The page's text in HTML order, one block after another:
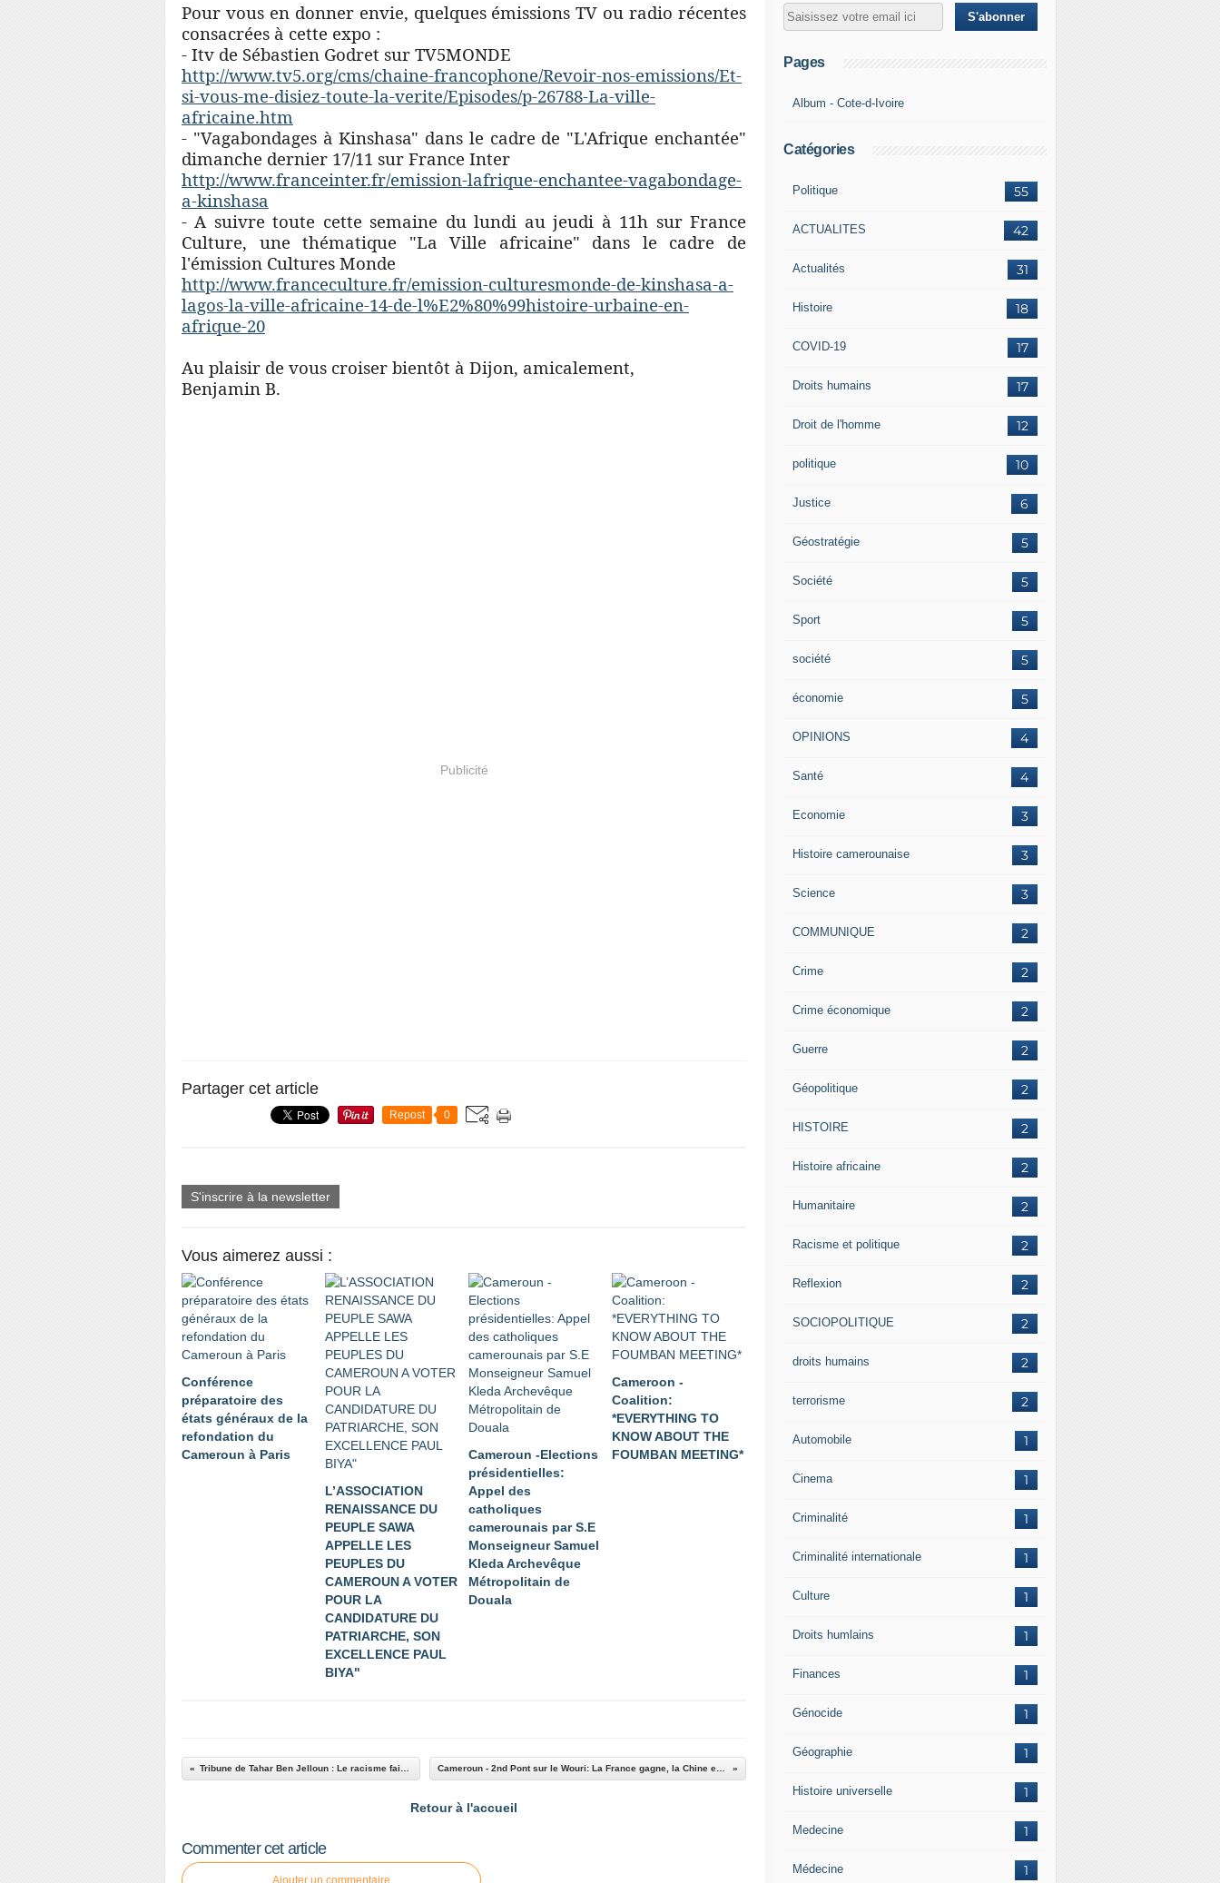
Pour vous en donner envie, quelques émissions TV ou radio récentes
consacrées à cette expo :
- Itv de Sébastien Godret sur TV5MONDE
http://www.tv5.org/cms/chaine-francophone/Revoir-nos-emissions/Et-
si-vous-me-disiez-toute-la-verite/Episodes/p-26788-La-ville-
africaine.htm
- "Vagabondages à Kinshasa" dans le cadre de "L'Afrique enchantée"
dimanche dernier 17/11 sur France Inter
http://www.franceinter.fr/emission-lafrique-enchantee-vagabondage-
a-kinshasa
- A suivre toute cette semaine du lundi au jeudi à 11h sur France
Culture, une thématique "La Ville africaine" dans le cadre de
l'émission Cultures Monde
http://www.franceculture.fr/emission-culturesmonde-de-kinshasa-a-
lagos-la-ville-africaine-14-de-l%E2%80%99histoire-urbaine-en-
afrique-20
Au plaisir de vous croiser bientôt à Dijon, amicalement,
Benjamin B.
Publicité
Partager cet article
Repost 0
S'inscrire à la newsletter
Vous aimerez aussi :
Conférence
préparatoire des
états généraux de la
refondation du
Cameroun à Paris
L’ASSOCIATION
RENAISSANCE DU
PEUPLE SAWA
APPELLE LES
PEUPLES DU
CAMEROUN A VOTER
POUR LA
CANDIDATURE DU
PATRIARCHE, SON
EXCELLENCE PAUL
BIYA"
Cameroun -Elections
présidentielles:
Appel des
catholiques
camerounais par S.E
Monseigneur Samuel
Kleda Archevêque
Métropolitain de
Douala
Cameroon -
Coalition:
*EVERYTHING TO
KNOW ABOUT THE
FOUMBAN MEETING*
Cameroun - 2nd Pont sur le Wouri: La France gagne, la Chine exécute, le Cameroun perd.
Retour à l'accueil
Commenter cet article
Ajouter un commentaire
Pages
Album - Cote-d-Ivoire
Catégories
55
Politique
42
ACTUALITES
31
Actualités
18
Histoire
17
COVID-19
17
Droits humains
12
Droit de l'homme
10
politique
6
Justice
5
Géostratégie
5
Société
5
Sport
5
société
5
économie
4
OPINIONS
4
Santé
3
Economie
3
Histoire camerounaise
3
Science
2
COMMUNIQUE
2
Crime
2
Crime économique
2
Guerre
2
Géopolitique
2
HISTOIRE
2
Histoire africaine
2
Humanitaire
2
Racisme et politique
2
Reflexion
2
SOCIOPOLITIQUE
2
droits humains
2
terrorisme
1
Automobile
1
Cinema
1
Criminalité
1
Criminalité internationale
1
Culture
1
Droits humlains
1
Finances
1
Génocide
1
Géographie
1
Histoire universelle
1
Medecine
1
Médecine